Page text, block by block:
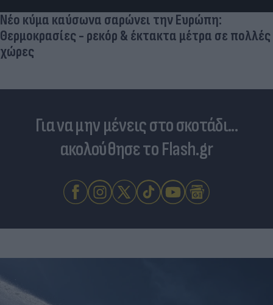
Νέο κύμα καύσωνα σαρώνει την Ευρώπη:
Θερμοκρασίες - ρεκόρ & έκτακτα μέτρα σε πολλές
χώρες
Για να μην μένεις στο σκοτάδι...
ακολούθησε το Flash.gr